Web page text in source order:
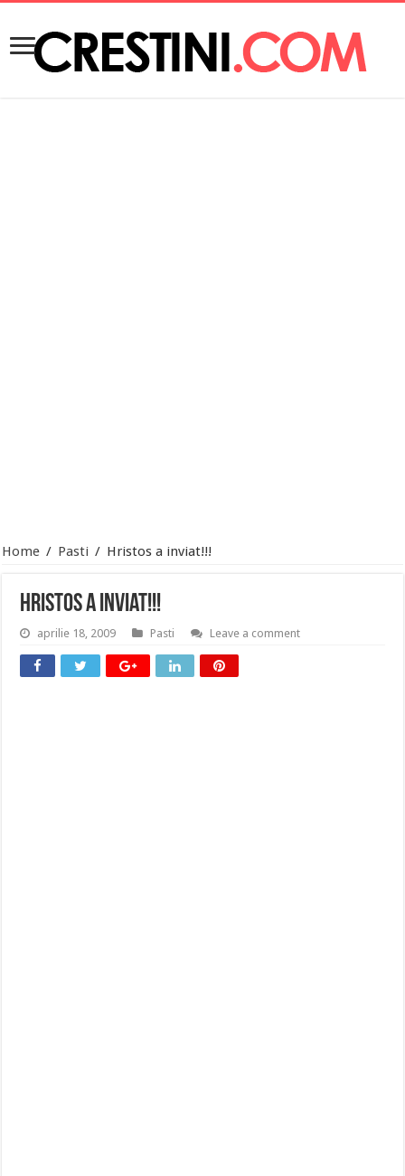
Home / Pasti / Hristos a inviat!!!
Hristos a inviat!!!
aprilie 18, 2009 Pasti Leave a comment